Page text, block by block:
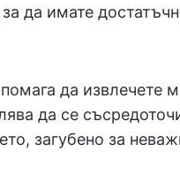
да имате
да извлечете
да се
загубено за